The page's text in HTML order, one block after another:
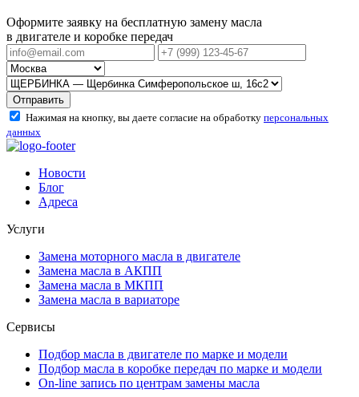
Оформите заявку на бесплатную замену масла
в двигателе и коробке передач
Отправить
Нажимая на кнопку, вы даете согласие на обработку персональных
данных
Новости
Блог
Адреса
Услуги
Замена моторного масла в двигателе
Замена масла в АКПП
Замена масла в МКПП
Замена масла в вариаторе
Сервисы
Подбор масла в двигателе по марке и модели
Подбор масла в коробке передач по марке и модели
On-line запись по центрам замены масла